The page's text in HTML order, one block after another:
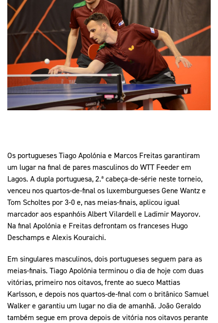
Marketing
Media
Documentos
Contactos
Mais Desporto
Arquivo Histórico
Educação
Equipa Portugal
Arquivo Histórico
Educação Olímpica
Equipa Portugal
Os portugueses Tiago Apolónia e Marcos Freitas garantiram
um lugar na final de pares masculinos do WTT Feeder em
Lagos. A dupla portuguesa, 2.ª cabeça-de-série neste torneio,
venceu nos quartos-de-final os luxemburgueses Gene Wantz e
Tom Scholtes por 3-0 e, nas meias-finais, aplicou igual
marcador aos espanhóis Albert Vilardell e Ladimir Mayorov.
Na final Apolónia e Freitas defrontam os franceses Hugo
Deschamps e Alexis Kouraichi.
Em singulares masculinos, dois portugueses seguem para as
meias-finais. Tiago Apolónia terminou o dia de hoje com duas
vitórias, primeiro nos oitavos, frente ao sueco Mattias
Karlsson, e depois nos quartos-de-final com o britânico Samuel
Walker e garantiu um lugar no dia de amanhã. João Geraldo
também segue em prova depois de vitória nos oitavos perante